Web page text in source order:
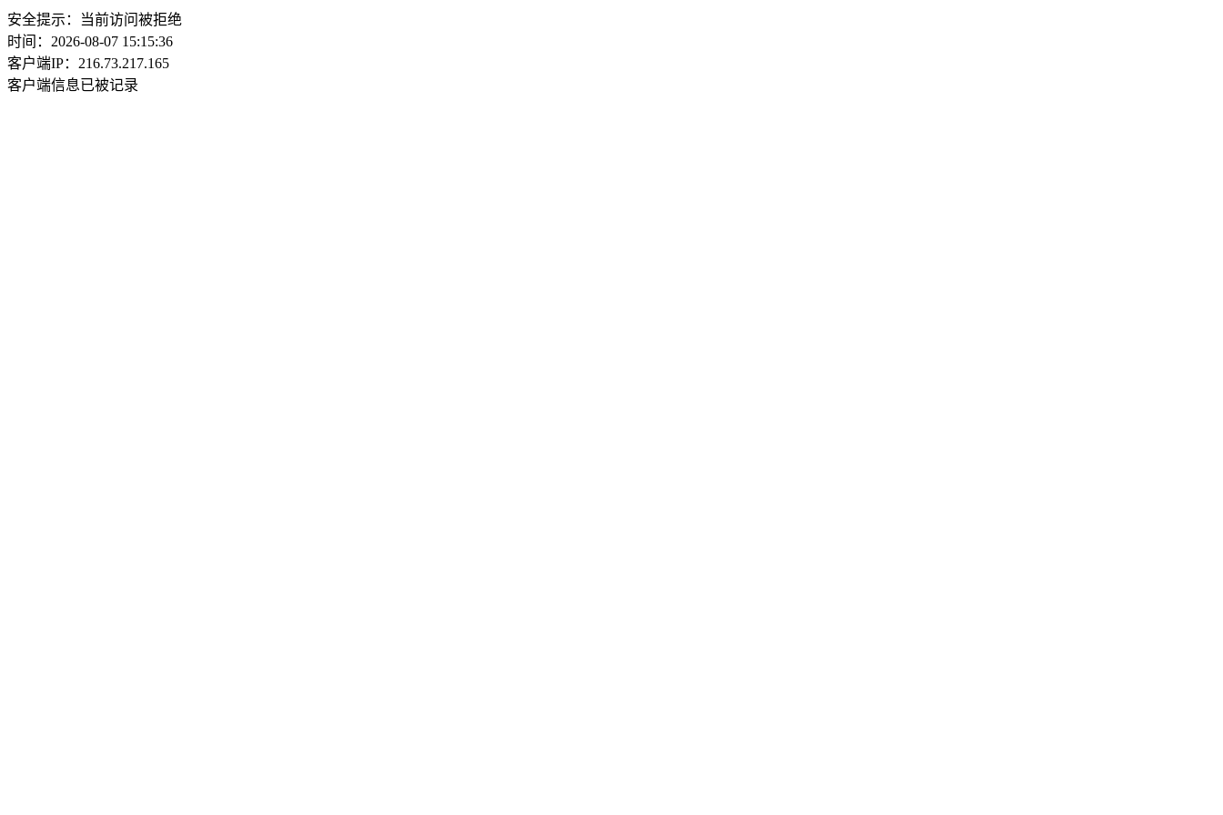
安全提示：当前访问被拒绝
时间：2026-08-07 15:15:36
客户端IP：216.73.217.165
客户端信息已被记录